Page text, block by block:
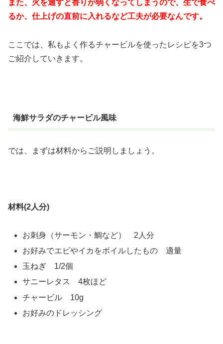
また、火を通すと香りが弱くなってしまうので、生で食べ
るか、仕上げの直前に入れるなど工夫が必要なんです。
ここでは、私もよく作るチャービルを使ったレシピを3つ
ご紹介していきます。
海鮮サラダのチャービル風味
では、まずは材料からご説明しましょう。
材料(2人分)
お刺身（サーモン・鯛など） 2人分
お好みでエビやイカをボイルしたもの 適量
玉ねぎ 1/2個
サニーレタス 4枚ほど
チャービル 10g
お好みのドレッシング